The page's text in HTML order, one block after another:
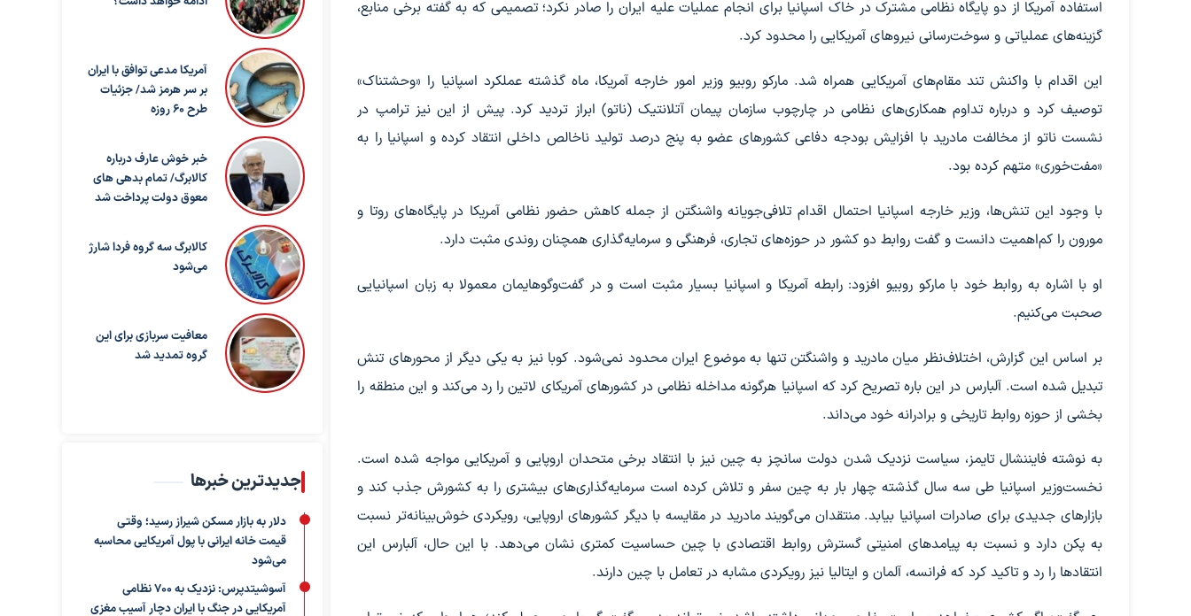
استفاده آمریکا از دو پایگاه نظامی مشترک در خاک اسپانیا برای انجام عملیات علیه ایران را صادر نکرد؛ تصمیمی که به گفته برخی منابع،
گزینه‌های عملیاتی و سوخت‌رسانی نیروهای آمریکایی را محدود کرد.
این اقدام با واکنش تند مقام‌های آمریکایی همراه شد. مارکو روبیو وزیر امور خارجه آمریکا، ماه گذشته عملکرد اسپانیا را «وحشتناک»
توصیف کرد و درباره تداوم همکاری‌های نظامی در چارچوب سازمان پیمان آتلانتیک (ناتو) ابراز تردید کرد. پیش از این نیز ترامپ در
نشست ناتو از مخالفت مادرید با افزایش بودجه دفاعی کشورهای عضو به پنج درصد تولید ناخالص داخلی انتقاد کرده و اسپانیا را به
«مفت‌خوری» متهم کرده بود.
با وجود این تنش‌ها، وزیر خارجه اسپانیا احتمال اقدام تلافی‌جویانه واشنگتن از جمله کاهش حضور نظامی آمریکا در پایگاه‌های روتا و
مورون را کم‌اهمیت دانست و گفت روابط دو کشور در حوزه‌های تجاری، فرهنگی و سرمایه‌گذاری همچنان روندی مثبت دارد.
او با اشاره به روابط خود با مارکو روبیو افزود: رابطه آمریکا و اسپانیا بسیار مثبت است و در گفت‌وگوهایمان معمولا به زبان اسپانیایی
صحبت می‌کنیم.
بر اساس این گزارش، اختلاف‌نظر میان مادرید و واشنگتن تنها به موضوع ایران محدود نمی‌شود. کوبا نیز به یکی دیگر از محورهای تنش
تبدیل شده است. آلبارس در این باره تصریح کرد که اسپانیا هرگونه مداخله نظامی در کشورهای آمریکای لاتین را رد می‌کند و این منطقه را
بخشی از حوزه روابط تاریخی و برادرانه خود می‌داند.
به نوشته فایننشال تایمز، سیاست نزدیک شدن دولت سانچز به چین نیز با انتقاد برخی متحدان اروپایی و آمریکایی مواجه شده است.
نخست‌وزیر اسپانیا طی سه سال گذشته چهار بار به چین سفر و تلاش کرده است سرمایه‌گذاری‌های بیشتری را به کشورش جذب کند و
بازارهای جدیدی برای صادرات اسپانیا بیابد. منتقدان می‌گویند مادرید در مقایسه با دیگر کشورهای اروپایی، رویکردی خوش‌بینانه‌تر نسبت
به پکن دارد و نسبت به پیامدهای امنیتی گسترش روابط اقتصادی با چین حساسیت کمتری نشان می‌دهد. با این حال، آلبارس این
انتقادها را رد و تاکید کرد که فرانسه، آلمان و ایتالیا نیز رویکردی مشابه در تعامل با چین دارند.
آمریکا مدعی توافق با ایران
بر سر هرمز شد/ جزئیات
طرح ۶۰ روزه
خبر خوش عارف درباره
کالابرگ/ تمام بدهی های
معوق دولت پرداخت شد
کالابرگ سه گروه فردا شارژ
می‌شود
معافیت سربازی برای این
گروه تمدید شد
جدیدترین خبرها
دلار به بازار مسکن شیراز رسید؛ وقتی
قیمت خانه ایرانی با پول آمریکایی محاسبه
می‌شود
آسوشیتدپرس: نزدیک به ۷۰۰ نظامی
آمریکایی در جنگ با ایران دچار آسیب مغزی